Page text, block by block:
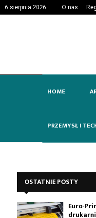
6 sierpnia 2026 O nas
HOME
PRZEMYSŁ I
OSTATNIE POSTY
Euro-